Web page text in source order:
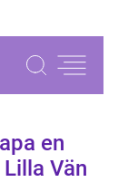
en
Vän